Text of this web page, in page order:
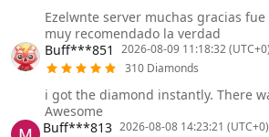
Ezelwnte server muchas gracias
muy recomendado la verdad
Buff***851
2026-08-09 11:18:32 (UTC+0)
310 Diamonds
i got the diamond instantly. There
Awesome
Buff***813 2026-08-08 14:23:21 (UTC+0)